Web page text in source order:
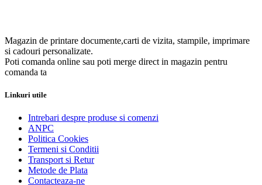
Magazin de printare documente,carti de vizita, stampile, imprimare
si cadouri personalizate.
Poti comanda online sau poti merge direct in magazin pentru
comanda ta
Linkuri utile
Intrebari despre produse si comenzi
ANPC
Politica Cookies
Termeni si Conditii
Transport si Retur
Metode de Plata
Contacteaza-ne